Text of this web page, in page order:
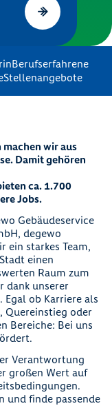
Berufserfahrene
Stellenangebote
wir aus
Damit gehören
ca. 1.700
Jobs.
Gebäudeservice
degewo
ein starkes Team,
einen
Raum zum
dank unserer
ob Karriere als
Quereinstieg oder
Bereiche: Bei uns
Verantwortung
großen Wert auf
und finde passende